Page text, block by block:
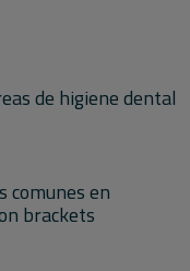
de higiene dental
comunes en
brackets